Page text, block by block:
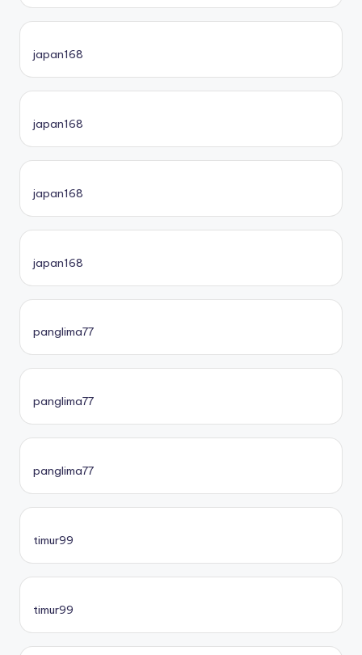
japan168
japan168
japan168
japan168
panglima77
panglima77
panglima77
timur99
timur99